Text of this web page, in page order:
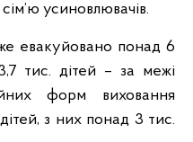
усиновлювачів.
евакуйовано понад 6
тис. дітей – за межі
форм виховання
з них понад 3 тис.